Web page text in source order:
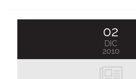
02
DIC
2010